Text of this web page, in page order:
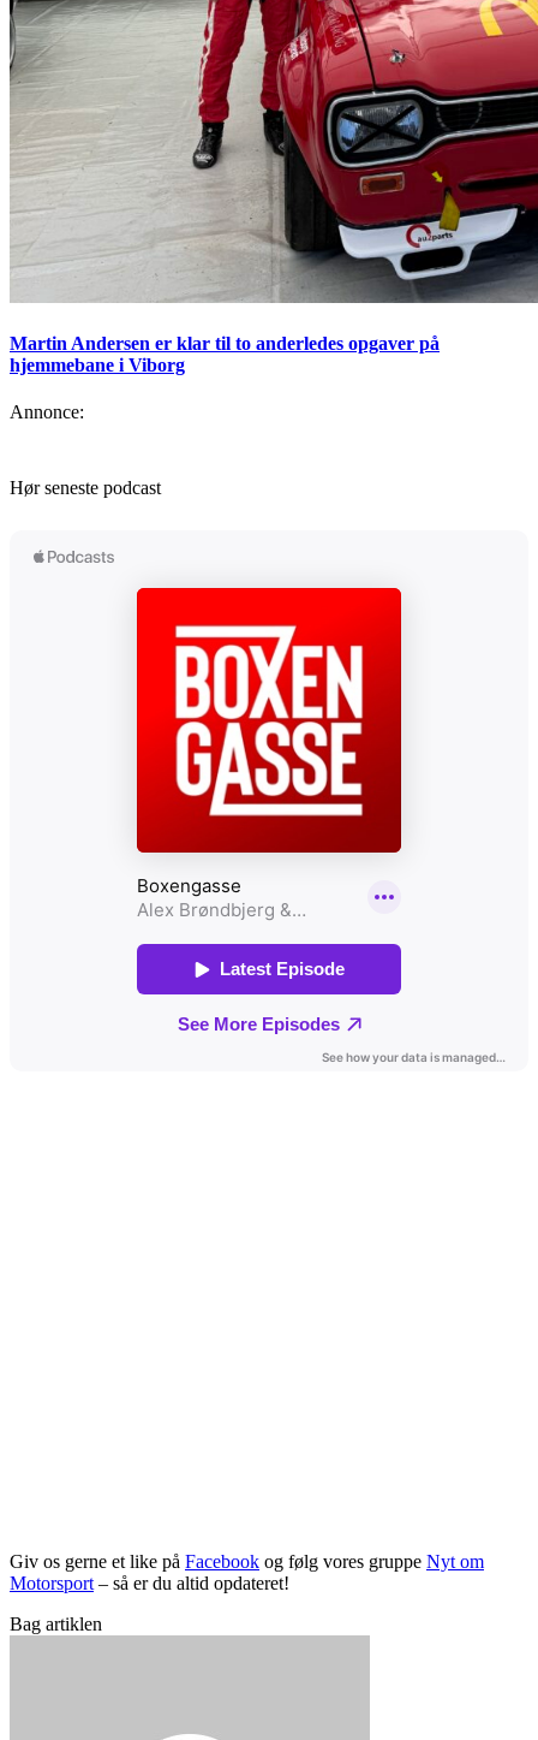
Martin Andersen er klar til to anderledes opgaver på
hjemmebane i Viborg
Annonce:
Hør seneste podcast
Giv os gerne et like på Facebook og følg vores gruppe Nyt om
Motorsport– så er du altid opdateret!
Bag artiklen